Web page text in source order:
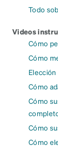
Todo
Videos
Cómo
Cómo
Cómo
Cómo
Cómo
Cómo